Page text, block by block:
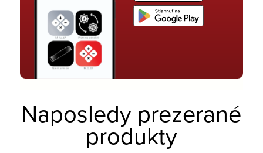
Naposledy prezerané
produkty